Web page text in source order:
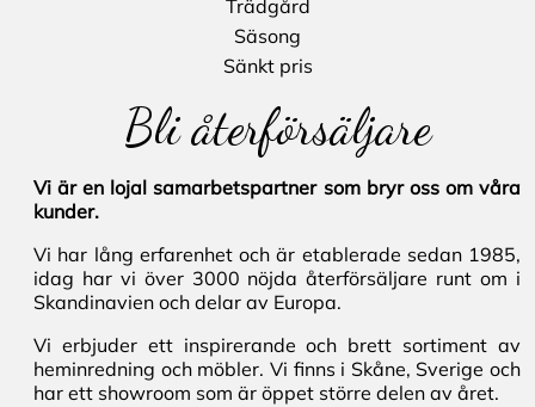
Trädgård
Säsong
Sänkt pris
Bli återförsäljare
Vi är en lojal samarbetspartner som bryr oss om våra
kunder.
Vi har lång erfarenhet och är etablerade sedan 1985,
idag har vi över 3000 nöjda återförsäljare runt om i
Skandinavien och delar av Europa.
Vi erbjuder ett inspirerande och brett sortiment av
heminredning och möbler. Vi finns i Skåne, Sverige och
har ett showroom som är öppet större delen av året.